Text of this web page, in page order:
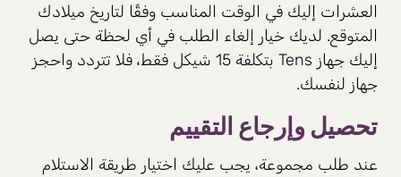
العشرات إليك في الوقت المناسب وفقًا لتاريخ ميلادك
المتوقع. لديك خيار إلغاء الطلب في أي لحظة حتى يصل
إليك جهاز Tens بتكلفة 15 شيكل فقط، فلا تتردد واحجز
جهاز لنفسك.
تحصيل وإرجاع التقييم
عند طلب مجموعة، يجب عليك اختيار طريقة الاستلام